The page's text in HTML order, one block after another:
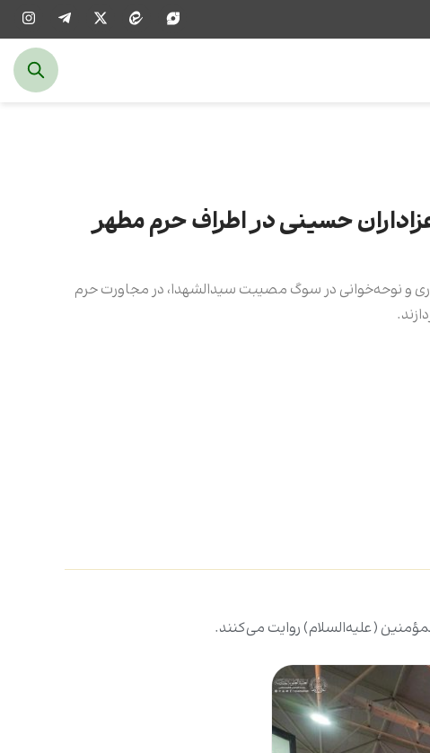
حسینی در اطراف حرم مطهر
و نوحه‌خوانی در سوگ مصیبت سیدالشهدا، در مجاورت حرم
(علیه‌السلام) روایت می‌کنند.